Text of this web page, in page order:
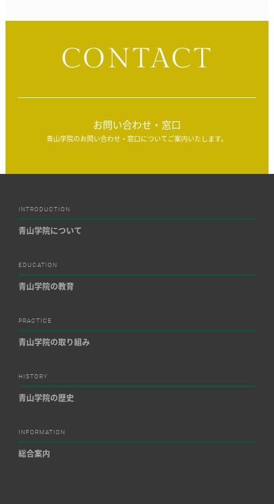
CONTACT
お問い合わせ・窓口
青山学院のお問い合わせ・窓口についてご案内いたします。
INTRODUCTION
青山学院について
EDUCATION
青山学院の教育
PRACTICE
青山学院の取り組み
HISTORY
青山学院の歴史
INFORMATION
総合案内